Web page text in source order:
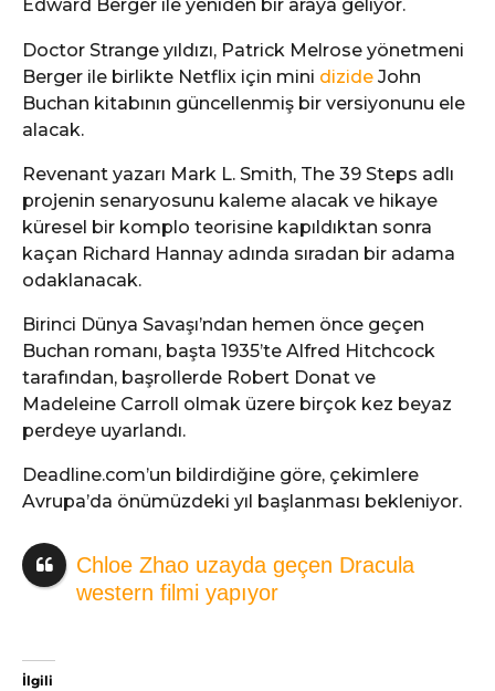
Edward Berger ile yeniden bir araya geliyor.
Doctor Strange yıldızı, Patrick Melrose yönetmeni
Berger ile birlikte Netflix için mini dizide John
Buchan kitabının güncellenmiş bir versiyonunu ele
alacak.
Revenant yazarı Mark L. Smith, The 39 Steps adlı
projenin senaryosunu kaleme alacak ve hikaye
küresel bir komplo teorisine kapıldıktan sonra
kaçan Richard Hannay adında sıradan bir adama
odaklanacak.
Birinci Dünya Savaşı’ndan hemen önce geçen
Buchan romanı, başta 1935’te Alfred Hitchcock
tarafından, başrollerde Robert Donat ve
Madeleine Carroll olmak üzere birçok kez beyaz
perdeye uyarlandı.
Deadline.com’un bildirdiğine göre, çekimlere
Avrupa’da önümüzdeki yıl başlanması bekleniyor.
Chloe Zhao uzayda geçen Dracula
western filmi yapıyor
İlgili